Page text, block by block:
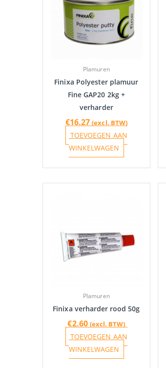
Plamuren
Finixa Polyester plamuur
Fine GAP20 2kg +
verharder
€16.27 (excl. BTW)
TOEVOEGEN AAN
WINKELWAGEN
Plamuren
Finixa verharder rood 50g
€2.60 (excl. BTW)
TOEVOEGEN AAN
WINKELWAGEN